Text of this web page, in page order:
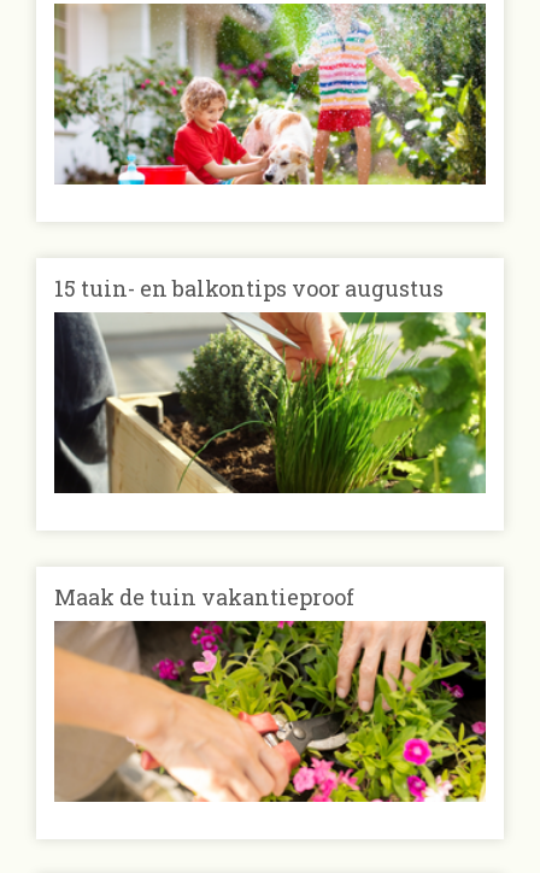
15 tuin- en balkontips voor augustus
Maak de tuin vakantieproof